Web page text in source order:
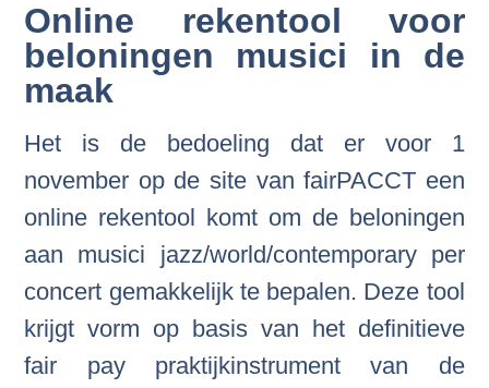
Online rekentool voor
beloningen musici in de
maak
Het is de bedoeling dat er voor 1
november op de site van fairPACCT een
online rekentool komt om de beloningen
aan musici jazz/world/contemporary per
concert gemakkelijk te bepalen. Deze tool
krijgt vorm op basis van het definitieve
fair pay praktijkinstrument van de